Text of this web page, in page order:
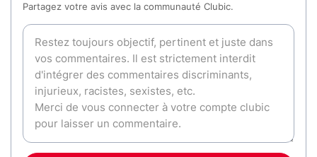
Partagez votre avis avec la communauté Clubic.